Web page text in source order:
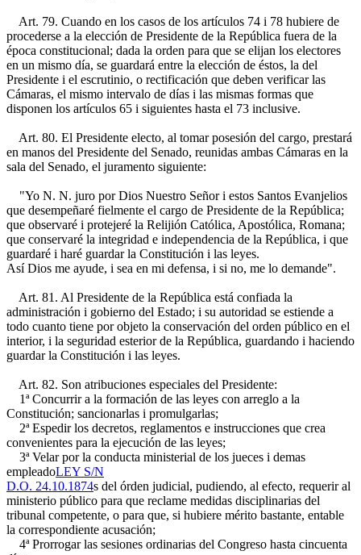
Art. 79. Cuando en los casos de los artículos 74 i 78 hubiere de
procederse a la elección de Presidente de la República fuera de la
época constitucional; dada la orden para que se elijan los electores
en un mismo día, se guardará entre la elección de éstos, la del
Presidente i el escrutinio, o rectificación que deben verificar las
Cámaras, el mismo intervalo de días i las mismas formas que
disponen los artículos 65 i siguientes hasta el 73 inclusive.
Art. 80. El Presidente electo, al tomar posesión del cargo, prestará
en manos del Presidente del Senado, reunidas ambas Cámaras en la
sala del Senado, el juramento siguiente:
"Yo N. N. juro por Dios Nuestro Señor i estos Santos Evanjelios
que desempeñaré fielmente el cargo de Presidente de la República;
que observaré i protejeré la Relijión Católica, Apostólica, Romana;
que conservaré la integridad e independencia de la República, i que
guardaré i haré guardar la Constitución i las leyes.
Así Dios me ayude, i sea en mi defensa, i si no, me lo demande".
Art. 81. Al Presidente de la República está confiada la
administración i gobierno del Estado; i su autoridad se estiende a
todo cuanto tiene por objeto la conservación del orden público en el
interior, i la seguridad esterior de la República, guardando i haciendo
guardar la Constitución i las leyes.
Art. 82. Son atribuciones especiales del Presidente:
1ª Concurrir a la formación de las leyes con arreglo a la
Constitución; sancionarlas i promulgarlas;
2ª Espedir los decretos, reglamentos e instrucciones que crea
convenientes para la ejecución de las leyes;
3ª Velar por la conducta ministerial de los jueces i demas
empleadoLEY S/N
D.O. 24.10.1874s del órden judicial, pudiendo, al efecto, requerir al
ministerio público para que reclame medidas disciplinarias del
tribunal competente, o para que, si hubiere mérito bastante, entable
la correspondiente acusación;
4ª Prorrogar las sesiones ordinarias del Congreso hasta cincuenta